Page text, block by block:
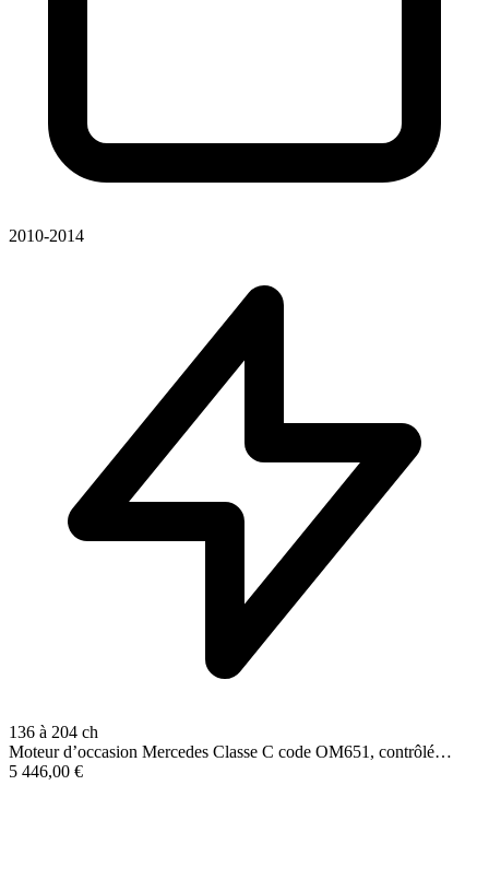
2010-2014
136 à 204 ch
Moteur d’occasion Mercedes Classe C code OM651, contrôlé…
5 446,00 €